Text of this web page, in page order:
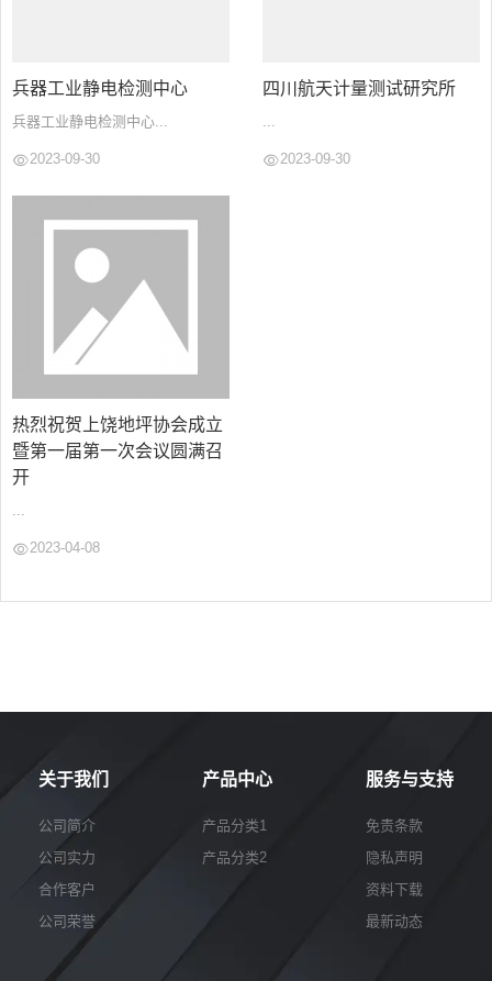
兵器工业静电检测中心
兵器工业静电检测中心...
2023-09-30
四川航天计量测试研究所
...
2023-09-30
热烈祝贺上饶地坪协会成立
暨第一届第一次会议圆满召
开
...
2023-04-08
关于我们
公司简介
公司实力
合作客户
公司荣誉
产品中心
产品分类1
产品分类2
服务与支持
免责条款
隐私声明
资料下载
最新动态